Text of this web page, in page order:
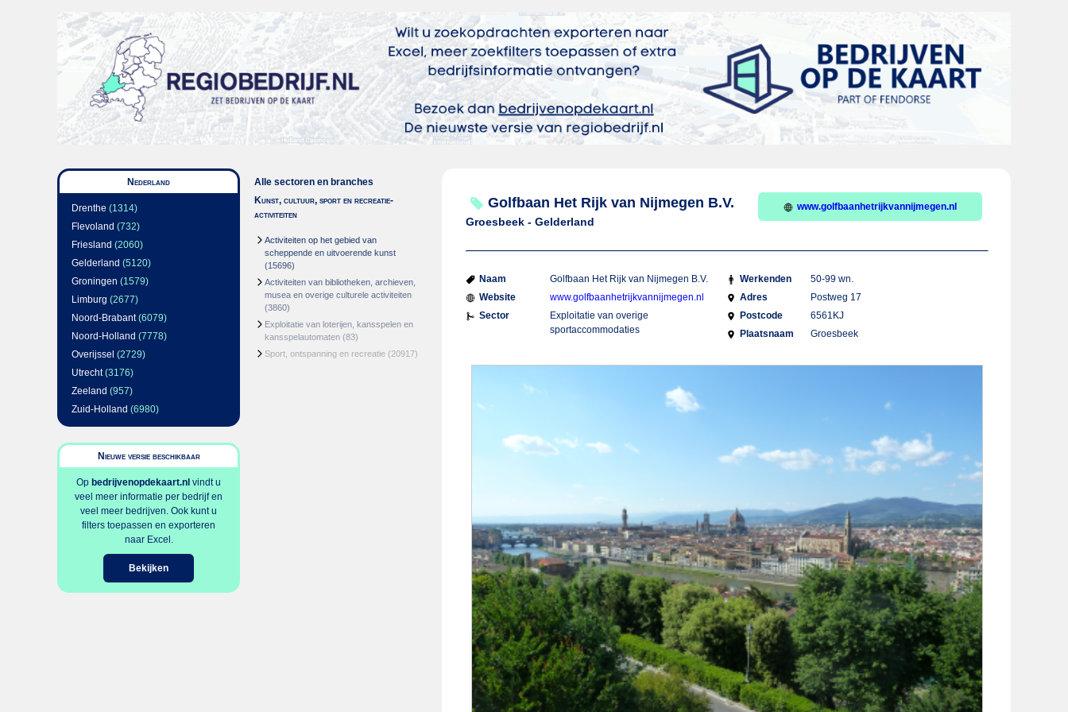
Nederland
Drenthe (1314)
Flevoland (732)
Friesland (2060)
Gelderland (5120)
Groningen (1579)
Limburg (2677)
Noord-Brabant(6079)
Noord-Holland (7778)
Overijssel (2729)
Utrecht(3176)
Zeeland (957)
Zuid-Holland (6980)
Nieuwe versie beschikbaar
Op bedrijvenopdekaart.nl vindt u
veel meer informatie per bedrijf en
veel meer bedrijven. Ook kunt u
filters toepassen en exporteren
naar Excel.
Bekijken
Alle sectoren en branches
Kunst, cultuur, sport en recreatie-
activiteiten
Activiteiten op het gebied van
scheppende en uitvoerende kunst
(15696)
Activiteiten van bibliotheken, archieven,
musea en overige culturele activiteiten
(3860)
Exploitatie van loterijen, kansspelen en
kansspelautomaten (83)
Sport, ontspanning en recreatie (20917)
Golfbaan Het Rijk van Nijmegen B.V.
Groesbeek - Gelderland
www.golfbaanhetrijkvannijmegen.nl
Naam
Golfbaan Het Rijk van Nijmegen B.V.
Website
www.golfbaanhetrijkvannijmegen.nl
Sector
Exploitatie van overige
sportaccommodaties
Werkenden
50-99 wn.
Adres
Postweg 17
Postcode
6561KJ
Plaatsnaam
Groesbeek